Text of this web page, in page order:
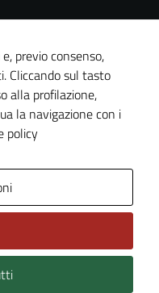
previo consenso,
Cliccando sul tasto
alla profilazione,
la navigazione con i
policy